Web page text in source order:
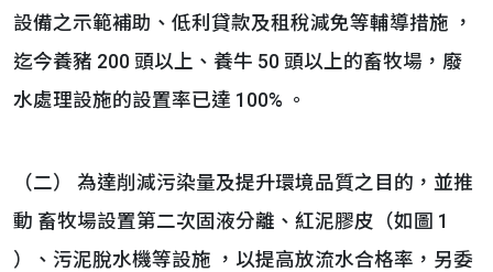
設備之示範補助、低利貸款及租稅減免等輔導措施 ，
迄今養豬 200 頭以上、養牛 50 頭以上的畜牧場，廢
水處理設施的設置率已達 100% 。
（二） 為達削減污染量及提升環境品質之目的，並推
動 畜牧場設置第二次固液分離、紅泥膠皮（如圖 1
）、污泥脫水機等設施 ，以提高放流水合格率，另委